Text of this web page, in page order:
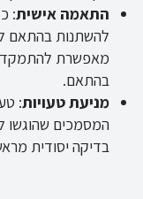
התאמה אישית:
להשתנות בהתאם
מאפשרת להתמקד
בהתאם.
מניעת טעויות:
המסמכים שהוגשו
בדיקה יסודית